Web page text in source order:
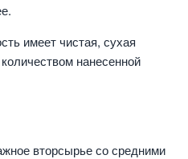
имеет чистая, сухая
нанесенной
вторсырье со средними